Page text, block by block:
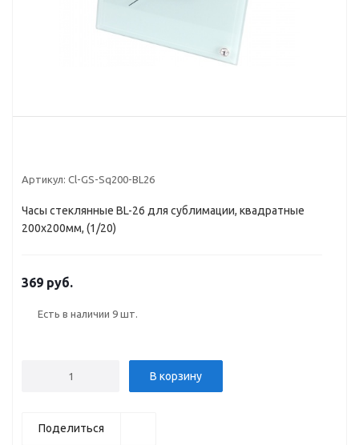
Артикул: Cl-GS-Sq200-BL26
Часы стеклянные BL-26 для сублимации, квадратные
200x200мм, (1/20)
369 руб.
Есть в наличии 9 шт.
В корзину
Поделиться